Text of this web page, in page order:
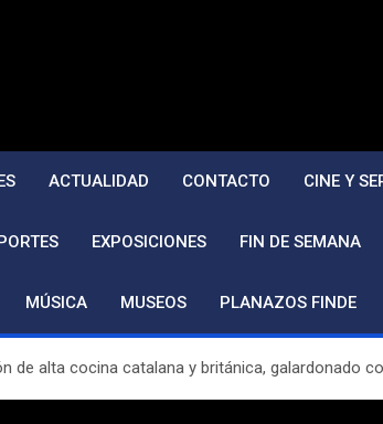
ACTUALIDAD CONTACTO CINE Y
EXPOSICIONES FIN DE SEMANA
MÚSICA MUSEOS PLANAZOS FINDE
de alta cocina catalana y británica, galardonado